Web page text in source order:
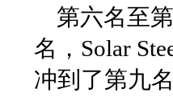
第六名至
名，Solar
冲到了第九